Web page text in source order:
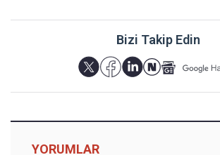
Bizi Takip Edin
YORUMLAR